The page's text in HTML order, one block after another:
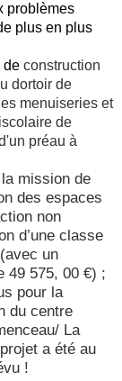
problèmes
plus en plus
de construction
dortoir de
menuiseries et
de
préau à
mission de
des espaces
non
d’une classe
un
49 575, 00 €) ;
pour la
du centre
La
a été au
!